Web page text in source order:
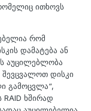
ითხოვს
რომ
დამატება ან
აუცილებლობა
შევცვალოთ დისკი
გამოცვლა“,
RAID ხშირად